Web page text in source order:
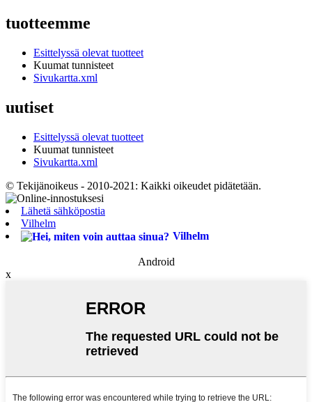
tuotteemme
Esittelyssä olevat tuotteet
Kuumat tunnisteet
Sivukartta.xml
uutiset
Esittelyssä olevat tuotteet
Kuumat tunnisteet
Sivukartta.xml
© Tekijänoikeus - 2010-2021: Kaikki oikeudet pidätetään.
Lähetä sähköpostia
Vilhelm
Vilhelm
Android
x